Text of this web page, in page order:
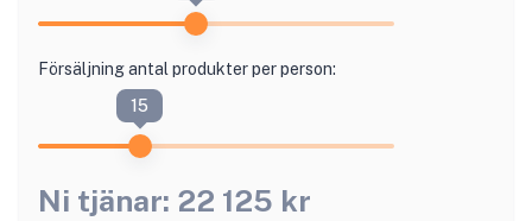
Försäljning antal produkter per person:
15
Ni tjänar: 22 125 kr